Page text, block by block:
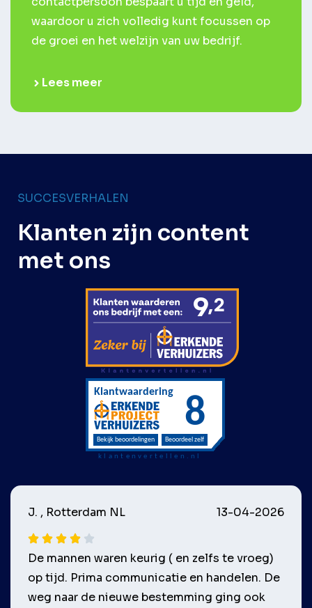
waardoor u zich volledig kunt focussen op
de groei en het welzijn van uw bedrijf.
Lees meer
SUCCESVERHALEN
Klanten zijn content
met ons
J. , Rotterdam NL 13-04-2026
De mannen waren keurig ( en zelfs te vroeg)
op tijd. Prima communicatie en handelen. De
weg naar de nieuwe bestemming ging ook